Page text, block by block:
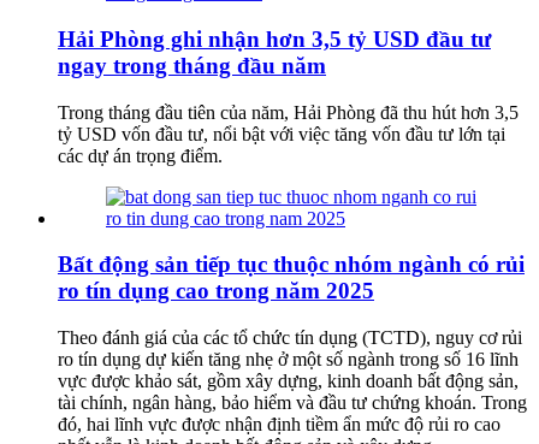
Hải Phòng ghi nhận hơn 3,5 tỷ USD đầu tư
ngay trong tháng đầu năm
Trong tháng đầu tiên của năm, Hải Phòng đã thu hút hơn 3,5
tỷ USD vốn đầu tư, nổi bật với việc tăng vốn đầu tư lớn tại
các dự án trọng điểm.
Bất động sản tiếp tục thuộc nhóm ngành có rủi
ro tín dụng cao trong năm 2025
Theo đánh giá của các tổ chức tín dụng (TCTD), nguy cơ rủi
ro tín dụng dự kiến tăng nhẹ ở một số ngành trong số 16 lĩnh
vực được khảo sát, gồm xây dựng, kinh doanh bất động sản,
tài chính, ngân hàng, bảo hiểm và đầu tư chứng khoán. Trong
đó, hai lĩnh vực được nhận định tiềm ẩn mức độ rủi ro cao